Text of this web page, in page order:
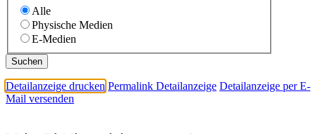
Alle
Physische Medien
E-Medien
Detailanzeige drucken Permalink Detailanzeige Detailanzeige per E-
Mail versenden